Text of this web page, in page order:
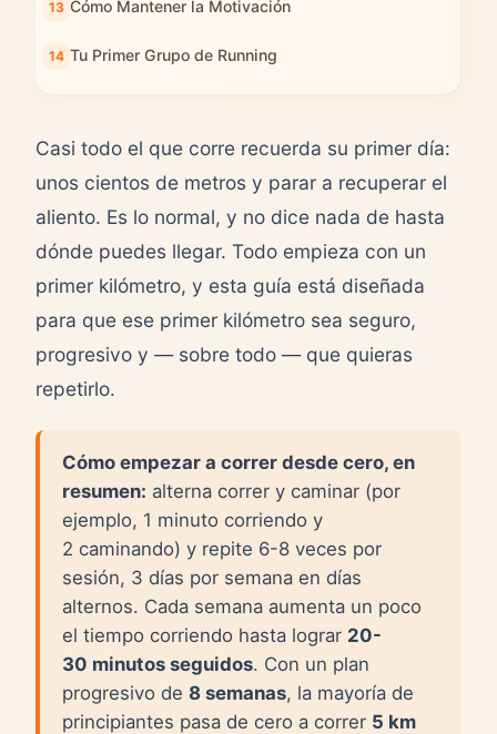
Cómo Mantener la Motivación
Tu Primer Grupo de Running
Casi todo el que corre recuerda su primer día:
unos cientos de metros y parar a recuperar el
aliento. Es lo normal, y no dice nada de hasta
dónde puedes llegar. Todo empieza con un
primer kilómetro, y esta guía está diseñada
para que ese primer kilómetro sea seguro,
progresivo y — sobre todo — que quieras
repetirlo.
Cómo empezar a correr desde cero, en
resumen: alterna correr y caminar (por
ejemplo, 1 minuto corriendo y
2 caminando) y repite 6-8 veces por
sesión, 3 días por semana en días
alternos. Cada semana aumenta un poco
el tiempo corriendo hasta lograr 20-
30 minutos seguidos. Con un plan
progresivo de 8 semanas, la mayoría de
principiantes pasa de cero a correr 5 km